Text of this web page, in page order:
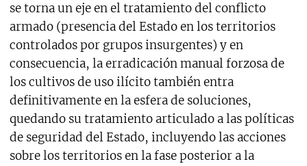
se torna un eje en el tratamiento del conflicto
armado (presencia del Estado en los territorios
controlados por grupos insurgentes) y en
consecuencia, la erradicación manual forzosa de
los cultivos de uso ilícito también entra
definitivamente en la esfera de soluciones,
quedando su tratamiento articulado a las políticas
de seguridad del Estado, incluyendo las acciones
sobre los territorios en la fase posterior a la